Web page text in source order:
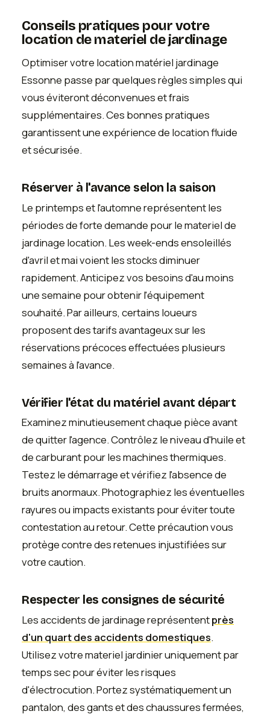
Conseils pratiques pour votre
location de materiel de jardinage
Optimiser votre location matériel jardinage
Essonne passe par quelques règles simples qui
vous éviteront déconvenues et frais
supplémentaires. Ces bonnes pratiques
garantissent une expérience de location fluide
et sécurisée.
Réserver à l'avance selon la saison
Le printemps et l'automne représentent les
périodes de forte demande pour le materiel de
jardinage location. Les week-ends ensoleillés
d'avril et mai voient les stocks diminuer
rapidement. Anticipez vos besoins d'au moins
une semaine pour obtenir l'équipement
souhaité. Par ailleurs, certains loueurs
proposent des tarifs avantageux sur les
réservations précoces effectuées plusieurs
semaines à l'avance.
Vérifier l'état du matériel avant départ
Examinez minutieusement chaque pièce avant
de quitter l'agence. Contrôlez le niveau d'huile et
de carburant pour les machines thermiques.
Testez le démarrage et vérifiez l'absence de
bruits anormaux. Photographiez les éventuelles
rayures ou impacts existants pour éviter toute
contestation au retour. Cette précaution vous
protège contre des retenues injustifiées sur
votre caution.
Respecter les consignes de sécurité
Les accidents de jardinage représententprès
d'un quart des accidents domestiques.
Utilisez votre materiel jardinier uniquement par
temps sec pour éviter les risques
d'électrocution. Portez systématiquement un
pantalon, des gants et des chaussures fermées,